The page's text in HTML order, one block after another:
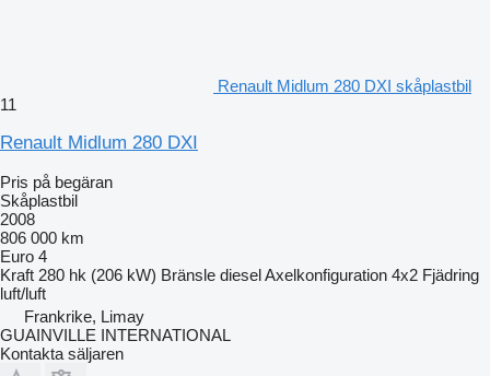
Renault Midlum 280 DXI skåplastbil
11
Renault Midlum 280 DXI
Pris på begäran
Skåplastbil
2008
806 000 km
Euro 4
Kraft 280 hk (206 kW) Bränsle dieselAxelkonfiguration 4x2 Fjädring
luft/luft
Frankrike, Limay
GUAINVILLE INTERNATIONAL
Kontakta säljaren